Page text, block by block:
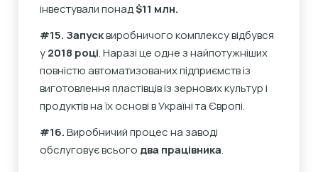
інвестували понад$11 млн.
#15. Запусквиробничого комплексу відбувся
у2018 році. Наразі це одне з найпотужніших
повністю автоматизованих підприємств із
виготовлення пластівців із зернових культур і
продуктів на їх основі в Україні та Європі.
#16.Виробничий процес на заводі
обслуговує всього два працівника.